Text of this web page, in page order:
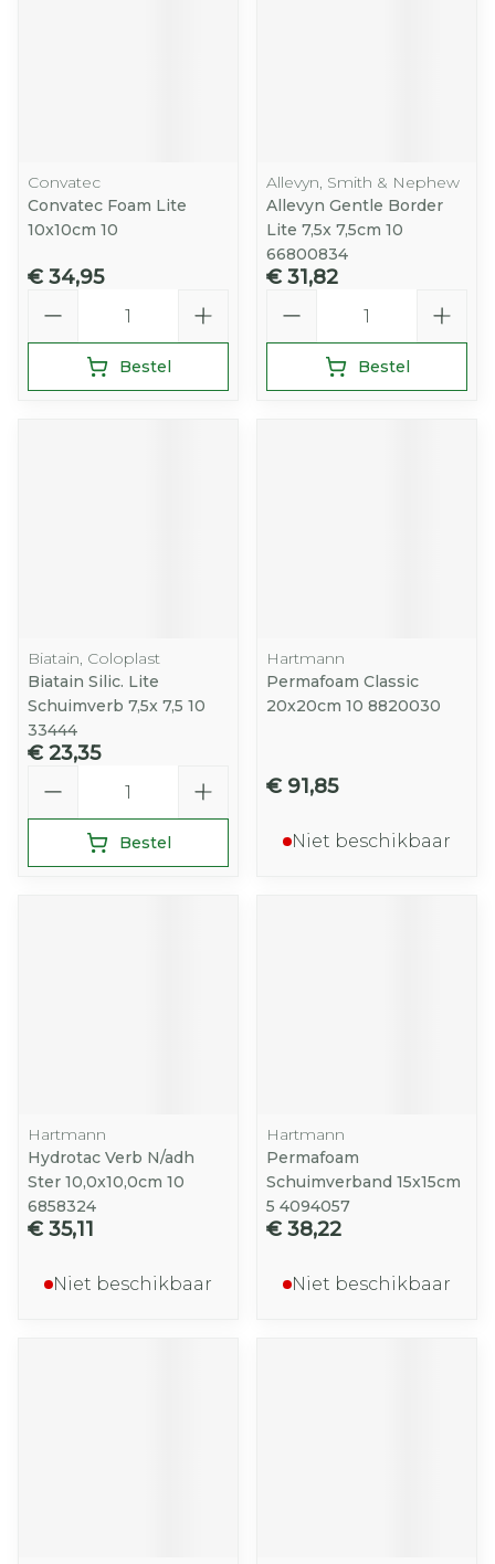
Convatec
Convatec Foam Lite
10x10cm 10
€ 34,95
Bestel
Allevyn, Smith & Nephew
Allevyn Gentle Border
Lite 7,5x 7,5cm 10
66800834
€ 31,82
Bestel
Biatain, Coloplast
Biatain Silic. Lite
Schuimverb 7,5x 7,5 10
33444
€ 23,35
Bestel
Hartmann
Permafoam Classic
20x20cm 10 8820030
€ 91,85
Niet beschikbaar
Hartmann
Hydrotac Verb N/adh
Ster 10,0x10,0cm 10
6858324
€ 35,11
Niet beschikbaar
Hartmann
Permafoam
Schuimverband 15x15cm
5 4094057
€ 38,22
Niet beschikbaar